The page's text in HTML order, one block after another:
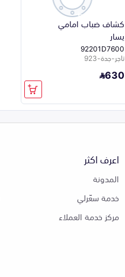
كشاف ضباب امامي
يسار
92201D7600
تاجر-جدة-923
630
اعرف اكثر
المدونة
خدمة سعّرلي
مركز خدمة العملاء